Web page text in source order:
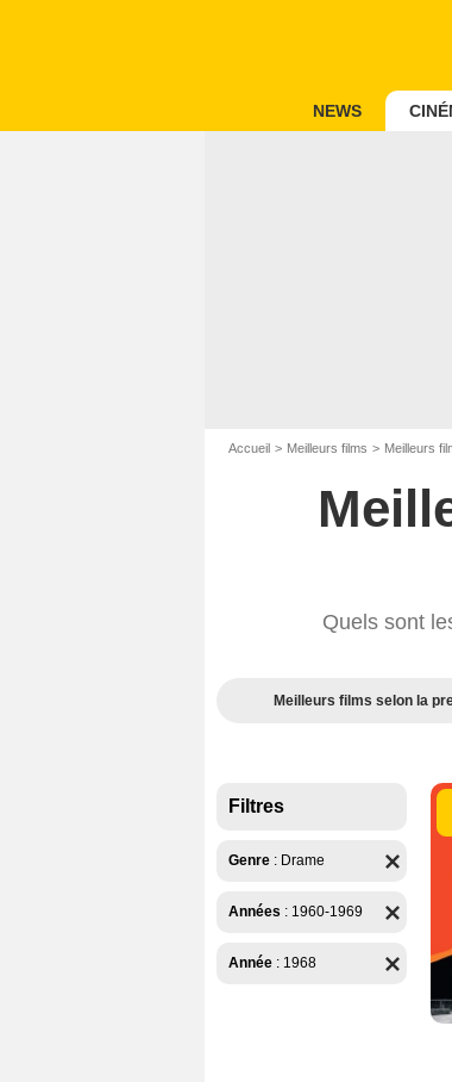
NEWS
Accueil Meilleurs films Meilleurs
Quels sont
Meilleurs films selon la
Filtres
Genre : Drame
Années : 1960-1969
Année : 1968